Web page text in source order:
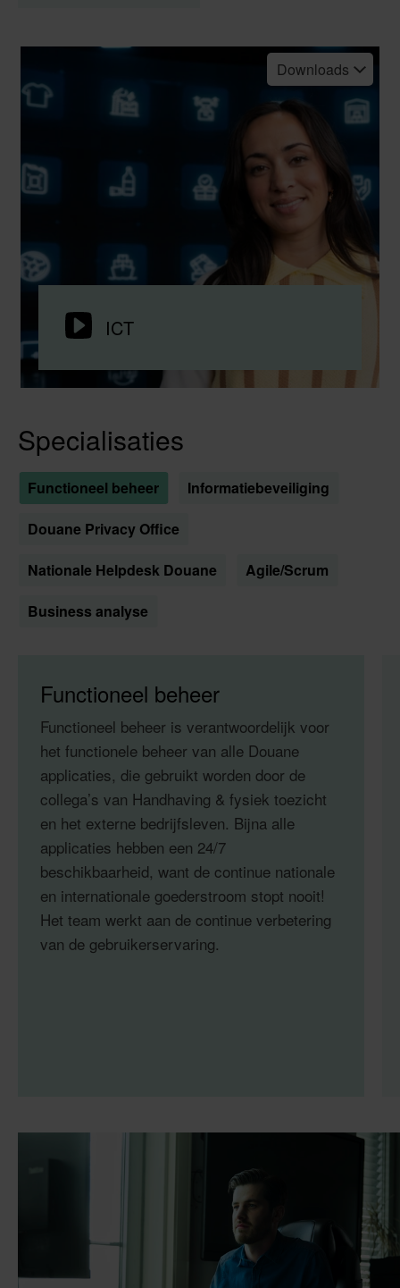
Video
afspelen
ICT
Downloads
Specialisaties
Functioneel beheer
Informatiebeveiliging
Douane Privacy Office
Nationale Helpdesk Douane
Agile/Scrum
Business analyse
Functioneel beheer
Functioneel beheer is verantwoordelijk voor
het functionele beheer van alle Douane
applicaties, die gebruikt worden door de
collega’s van Handhaving & fysiek toezicht
en het externe bedrijfsleven. Bijna alle
applicaties hebben een 24/7
beschikbaarheid, want de continue nationale
en internationale goederstroom stopt nooit!
Het team werkt aan de continue verbetering
van de gebruikerservaring.